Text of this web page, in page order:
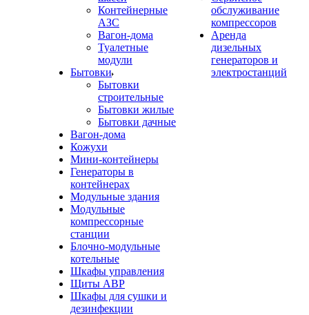
Контейнерные
АЗС
Вагон-дома
Туалетные
модули
Бытовки
Бытовки
строительные
Бытовки жилые
Бытовки дачные
Вагон-дома
Кожухи
Мини-контейнеры
Генераторы в
контейнерах
Модульные здания
Модульные
компрессорные
станции
Блочно-модульные
котельные
Шкафы управления
Щиты АВР
Шкафы для сушки и
дезинфекции
обслуживание
компрессоров
Аренда
дизельных
генераторов и
электростанций